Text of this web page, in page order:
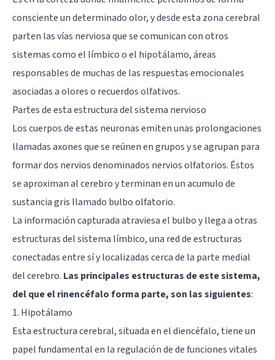
consciente un determinado olor, y desde esta zona cerebral
parten las vías nerviosa que se comunican con otros
sistemas como el límbico o el hipotálamo, áreas
responsables de muchas de las respuestas emocionales
asociadas a olores o recuerdos olfativos.
Partes de esta estructura del sistema nervioso
Los cuerpos de estas neuronas emiten unas prolongaciones
llamadas axones que se reúnen en grupos y se agrupan para
formar dos nervios denominados nervios olfatorios. Éstos
se aproximan al cerebro y terminan en un acumulo de
sustancia gris llamado bulbo olfatorio.
La información capturada atraviesa el bulbo y llega a otras
estructuras delsistema límbico, una red de estructuras
conectadas entre sí y localizadas cerca de la parte medial
del cerebro. Las principales estructuras de este sistema,
del que el rinencéfalo forma parte, son las siguientes:
1. Hipotálamo
Esta estructura cerebral, situada en eldiencéfalo, tiene un
papel fundamental en la regulación de de funciones vitales